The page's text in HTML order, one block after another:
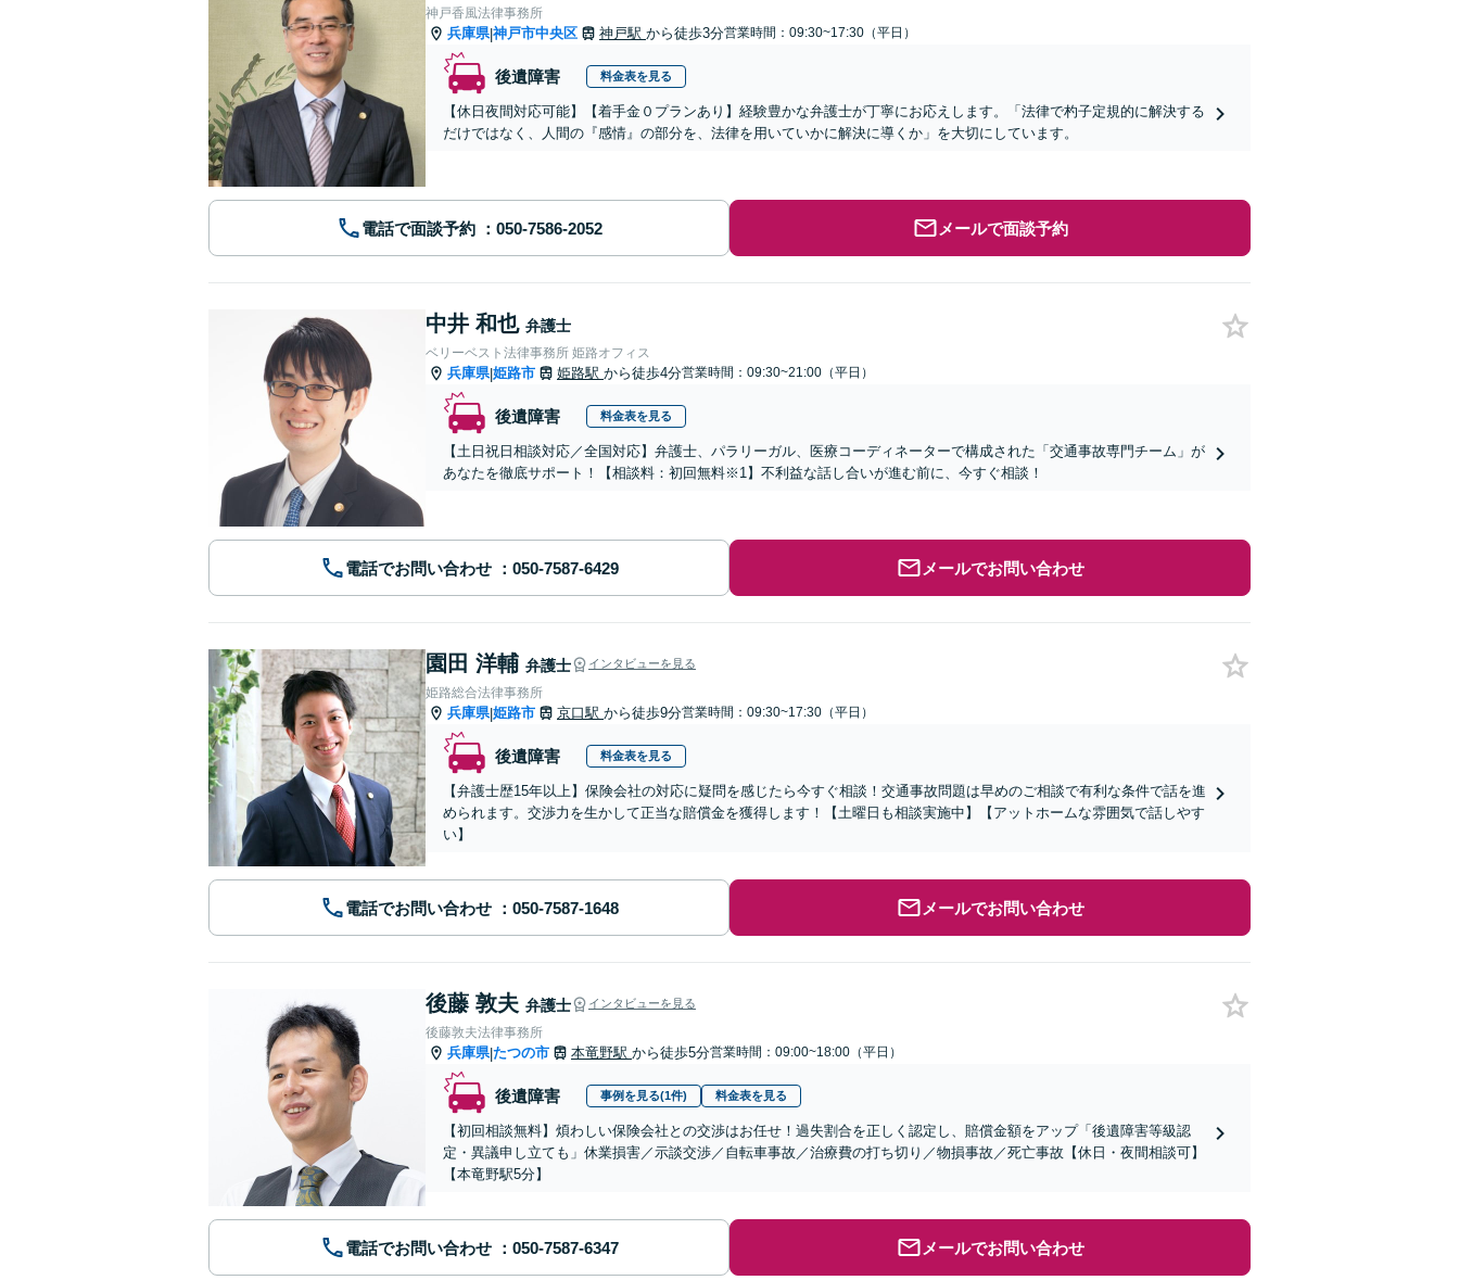
神戸香風法律事務所
兵庫県|神戸市中央区 神戸駅 から徒歩3分営業時間：09:30~17:30（平日）
後遺障害 料金表を見る
【休日夜間対応可能】【着手金０プランあり】経験豊かな弁護士が丁寧にお応えします。「法律で杓子定規的に解決する
だけではなく、人間の『感情』の部分を、法律を用いていかに解決に導くか」を大切にしています。
電話で面談予約 メールで面談予約
中井 和也 弁護士
ベリーベスト法律事務所 姫路オフィス
兵庫県|姫路市 姫路駅 から徒歩4分営業時間：09:30~21:00（平日）
後遺障害 料金表を見る
【土日祝日相談対応／全国対応】弁護士、パラリーガル、医療コーディネーターで構成された「交通事故専門チーム」が
あなたを徹底サポート！【相談料：初回無料※1】不利益な話し合いが進む前に、今すぐ相談！
電話でお問い合わせ メールでお問い合わせ
園田 洋輔 弁護士 インタビューを見る
姫路総合法律事務所
兵庫県|姫路市 京口駅 から徒歩9分営業時間：09:30~17:30（平日）
後遺障害 料金表を見る
【弁護士歴15年以上】保険会社の対応に疑問を感じたら今すぐ相談！交通事故問題は早めのご相談で有利な条件で話を進
められます。交渉力を生かして正当な賠償金を獲得します！【土曜日も相談実施中】【アットホームな雰囲気で話しやす
い】
電話でお問い合わせ メールでお問い合わせ
後藤 敦夫 弁護士 インタビューを見る
後藤敦夫法律事務所
兵庫県|たつの市 本竜野駅 から徒歩5分営業時間：09:00~18:00（平日）
後遺障害 事例を見る(1件) 料金表を見る
【初回相談無料】煩わしい保険会社との交渉はお任せ！過失割合を正しく認定し、賠償金額をアップ「後遺障害等級認
定・異議申し立ても」休業損害／示談交渉／自転車事故／治療費の打ち切り／物損事故／死亡事故【休日・夜間相談可】
【本竜野駅5分】
電話でお問い合わせ メールでお問い合わせ